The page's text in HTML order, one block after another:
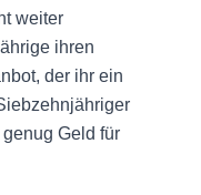
weiter
ihren
der ihr ein
Geld für